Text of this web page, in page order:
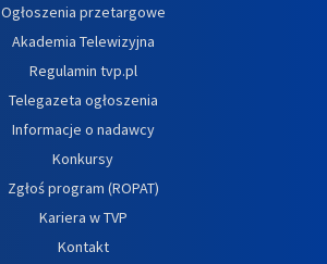
Ogłoszenia przetargowe
Akademia Telewizyjna
Regulamin tvp.pl
Telegazeta ogłoszenia
Informacje o nadawcy
Konkursy
Zgłoś program (ROPAT)
Kariera w TVP
Kontakt